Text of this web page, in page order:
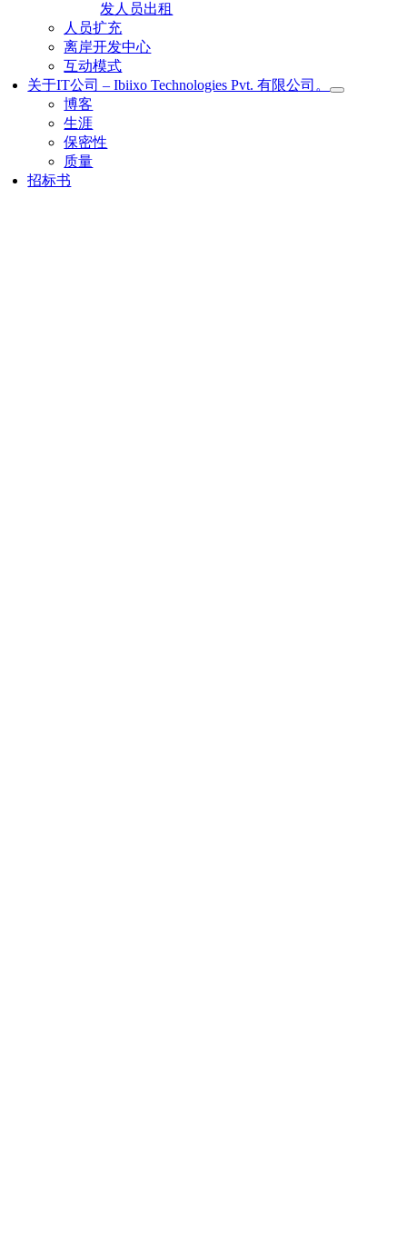
发人员出租
人员扩充
离岸开发中心
互动模式
关于IT公司 – Ibiixo Technologies Pvt. 有限公司。
博客
生涯
保密性
质量
招标书